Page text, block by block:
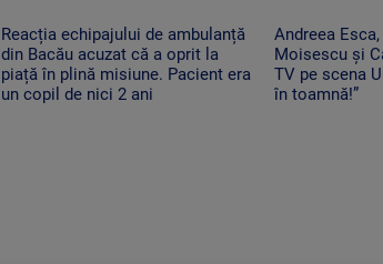
Reacția echipajului de ambulanță
din Bacău acuzat că a oprit la
piață în plină misiune. Pacient era
un copil de nici 2 ani
Andreea
Moisescu și
TV pe scena
în toamnă!”